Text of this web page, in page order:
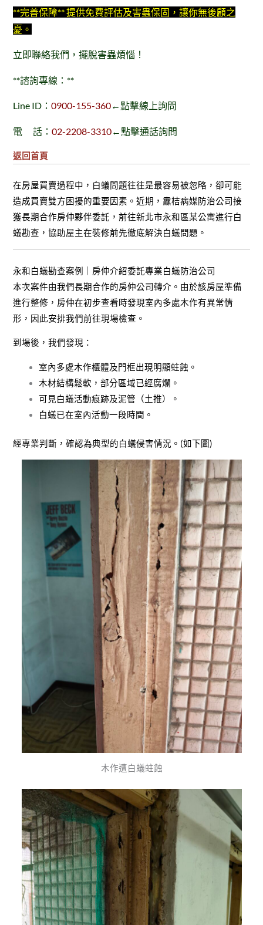
**完善保障** 提供免費評估及害蟲保固，讓你無後顧之
憂。
立即聯絡我們，擺脫害蟲煩惱！
**諮詢專線：**
Line ID：0900-155-360←點擊線上詢問
電 話：02-2208-3310←點擊通話詢問
返回首頁
在房屋買賣過程中，白蟻問題往往是最容易被忽略，卻可能
造成買賣雙方困擾的重要因素。近期，纛桔病媒防治公司接
獲長期合作房仲夥伴委託，前往新北市永和區某公寓進行白
蟻勘查，協助屋主在裝修前先徹底解決白蟻問題。
永和白蟻勘查案例｜房仲介紹委託專業白蟻防治公司
本次案件由我們長期合作的房仲公司轉介。由於該房屋準備
進行整修，房仲在初步查看時發現室內多處木作有異常情
形，因此安排我們前往現場檢查。
到場後，我們發現：
室內多處木作櫃體及門框出現明顯蛀蝕。
木材結構鬆軟，部分區域已經腐爛。
可見白蟻活動痕跡及泥管（土推）。
白蟻已在室內活動一段時間。
經專業判斷，確認為典型的白蟻侵害情況。(如下圖)
木作遭白蟻蛀蝕